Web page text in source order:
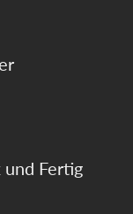
und Fertig